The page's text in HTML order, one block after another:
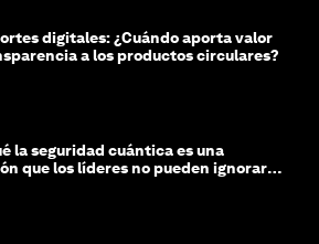
digitales: ¿Cuándo aporta valor
a los productos circulares?
la seguridad cuántica es una
que los líderes no pueden ignorar